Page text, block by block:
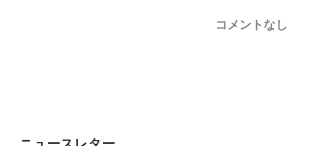
コメントなし